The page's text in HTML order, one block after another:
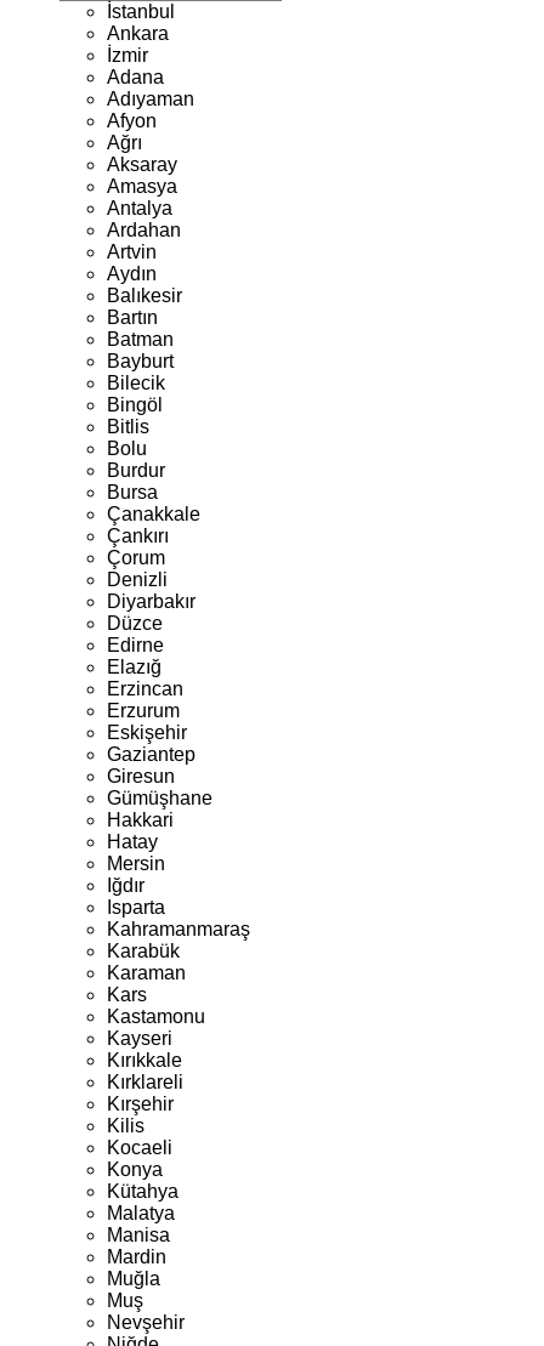
İstanbul
Ankara
İzmir
Adana
Adıyaman
Afyon
Ağrı
Aksaray
Amasya
Antalya
Ardahan
Artvin
Aydın
Balıkesir
Bartın
Batman
Bayburt
Bilecik
Bingöl
Bitlis
Bolu
Burdur
Bursa
Çanakkale
Çankırı
Çorum
Denizli
Diyarbakır
Düzce
Edirne
Elazığ
Erzincan
Erzurum
Eskişehir
Gaziantep
Giresun
Gümüşhane
Hakkari
Hatay
Mersin
Iğdır
Isparta
Kahramanmaraş
Karabük
Karaman
Kars
Kastamonu
Kayseri
Kırıkkale
Kırklareli
Kırşehir
Kilis
Kocaeli
Konya
Kütahya
Malatya
Manisa
Mardin
Muğla
Muş
Nevşehir